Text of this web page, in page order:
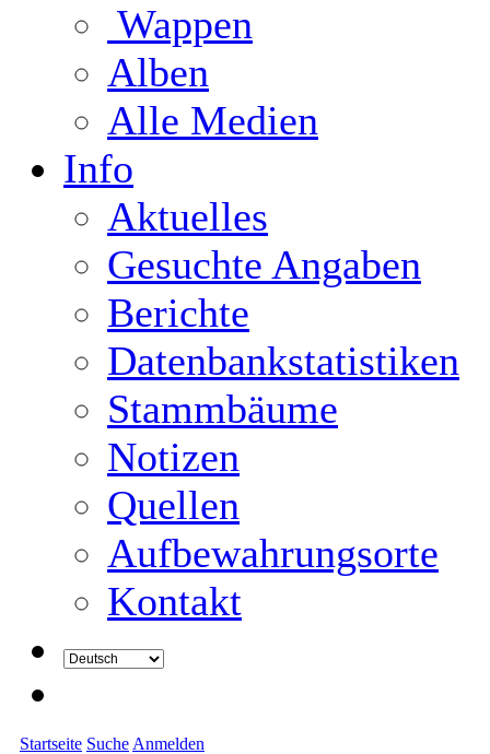
Wappen
Alben
Alle Medien
Info
Aktuelles
Gesuchte Angaben
Berichte
Datenbankstatistiken
Stammbäume
Notizen
Quellen
Aufbewahrungsorte
Kontakt
Startseite Suche Anmelden